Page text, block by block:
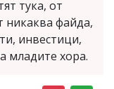
тука, от
никаква файда,
инвестици,
младите хора.